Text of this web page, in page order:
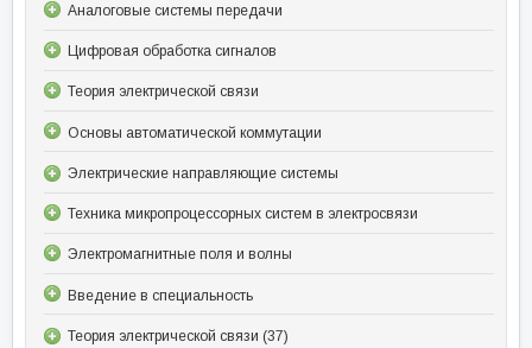
Аналоговые системы передачи
Цифровая обработка сигналов
Теория электрической связи
Основы автоматической коммутации
Электрические направляющие системы
Техника микропроцессорных систем в электросвязи
Электромагнитные поля и волны
Введение в специальность
Теория электрической связи (37)